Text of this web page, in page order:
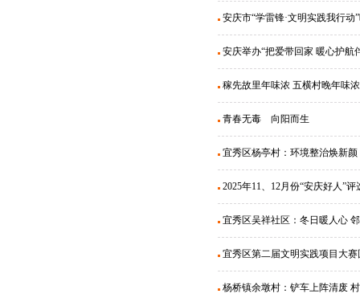
安庆市“学雷锋·文明实践我行动
安庆举办“把爱带回家 暖心护航
稼先故里年味浓 五横村晚年味浓
青春无毒 向阳而生
宜秀区杨亭村：环境整治焕新
2025年11、12月份“安庆好人”
宜秀区吴祥社区：冬日暖人心
宜秀区第二届文明实践项目大赛
杨桥镇余墩村：铲车上阵清废